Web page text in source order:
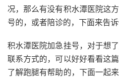
况，那么有没有积水潭医院这
号的，或者陪诊的，下面来告
积水潭医院加急挂号，对于想
联系方式的，可以好好看看这
了解跑腿有帮助的，下面一起